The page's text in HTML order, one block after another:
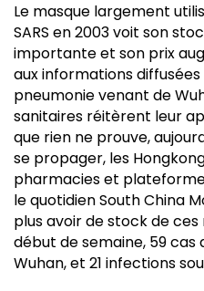
Le masque largement
SARS en 2003 voit son
importante et son prix
aux informations diffusées
pneumonie venant de
sanitaires réitèrent leur
que rien ne prouve,
se propager, les
pharmacies et
le quotidien South China
plus avoir de stock de
début de semaine, 59 cas
Wuhan, et 21 infections